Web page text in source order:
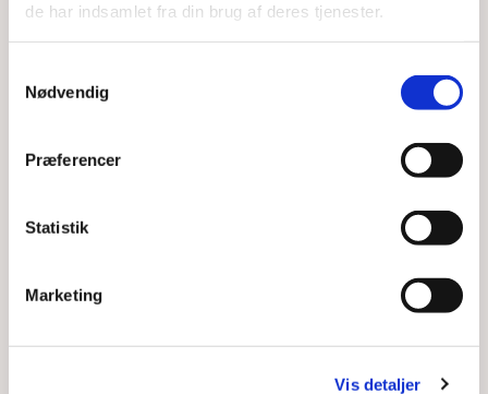
de har indsamlet fra din brug af deres tjenester.
Nødvendig
Præferencer
Statistik
Marketing
Vis detaljer